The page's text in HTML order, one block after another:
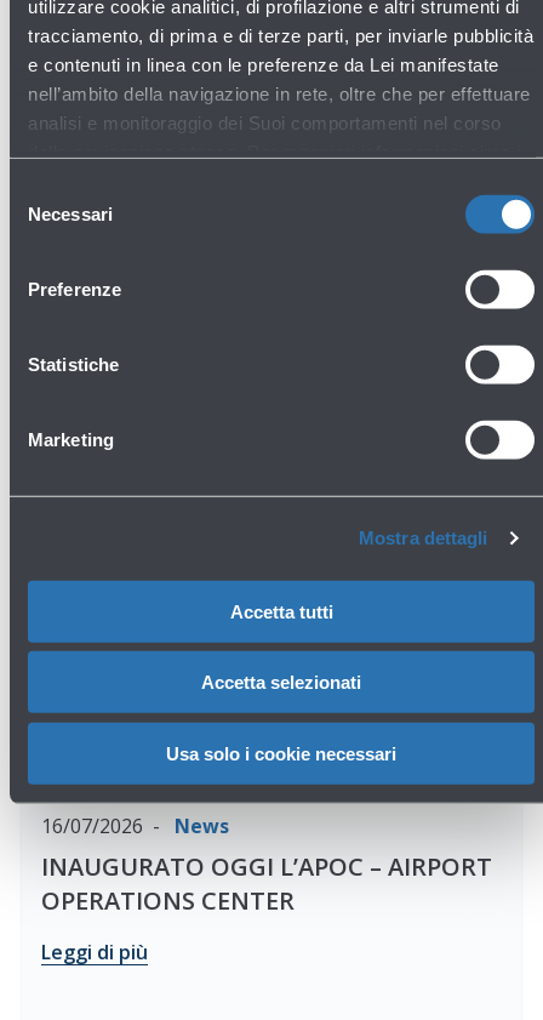
utilizzare cookie analitici, di profilazione e altri strumenti di
tracciamento, di prima e di terze parti, per inviarle pubblicità
e contenuti in linea con le preferenze da Lei manifestate
nell’ambito della navigazione in rete, oltre che per effettuare
analisi e monitoraggio dei Suoi comportamenti nel corso
La preghiamo di consultare l'
delNecessari
Preferenze
Statistiche
Marketing
Mostra dettagli
Accetta tutti
Accetta selezionati
Usa solo i cookie necessari
dall’Amministratore di Air Medical Francesco
Reggiani.
GALLERY
16/07/2026 News
INAUGURATO OGGI L’APOC – AIRPORT
OPERATIONS CENTER
Leggi di più